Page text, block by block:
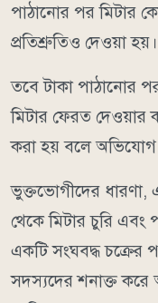
পাঠানোর পর মিটার
প্রতিশ্রুতিও দেওয়া হয়।
তবে টাকা পাঠানোর
মিটার ফেরত দেওয়ার
করা হয় বলে অভিযোগ
ভুক্তভোগীদের
থেকে মিটার চুরি এবং
একটি সংঘবদ্ধ চক্রের
সদস্যদের শনাক্ত